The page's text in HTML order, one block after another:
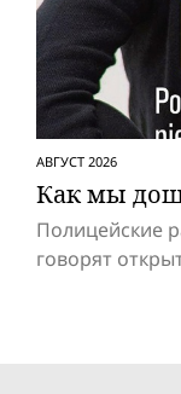
АВГУСТ 2026
Как мы
Полицейские
говорят